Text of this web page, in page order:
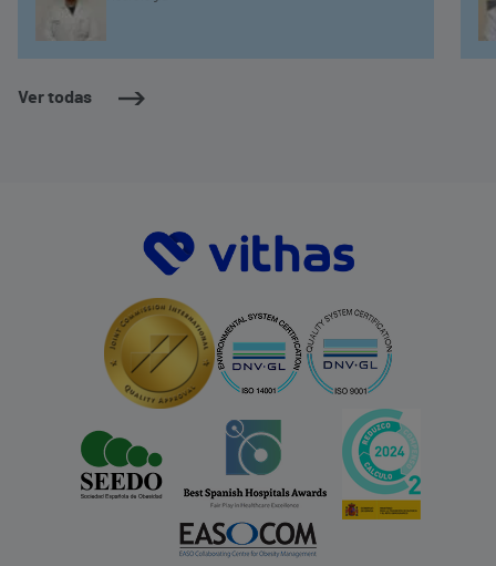
Ver todas